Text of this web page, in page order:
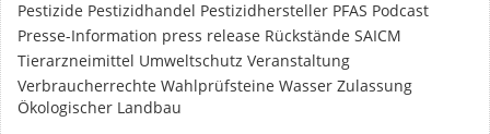
Pestizide Pestizidhandel Pestizidhersteller PFAS Podcast
Presse-Information press release Rückstände SAICM
Tierarzneimittel Umweltschutz Veranstaltung
Verbraucherrechte Wahlprüfsteine Wasser Zulassung
Ökologischer Landbau